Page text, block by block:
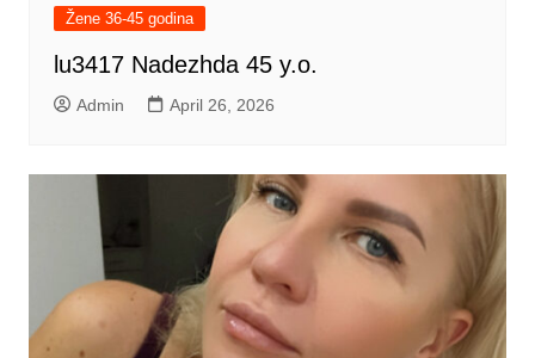
Žene 36-45 godina
lu3417 Nadezhda 45 y.o.
Admin April 26, 2026